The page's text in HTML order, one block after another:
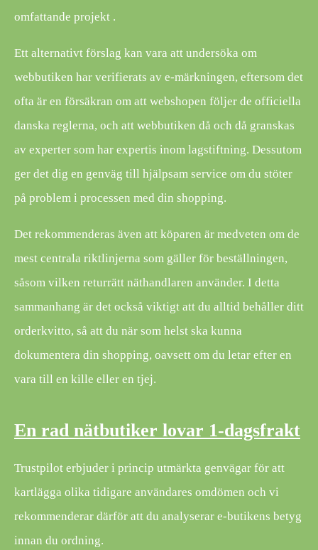
omfattande projekt .
Ett alternativt förslag kan vara att undersöka om
webbutiken har verifierats av e-märkningen, eftersom det
ofta är en försäkran om att webshopen följer de officiella
danska reglerna, och att webbutiken då och då granskas
av experter som har expertis inom lagstiftning. Dessutom
ger det dig en genväg till hjälpsam service om du stöter
på problem i processen med din shopping.
Det rekommenderas även att köparen är medveten om de
mest centrala riktlinjerna som gäller för beställningen,
såsom vilken returrätt näthandlaren använder. I detta
sammanhang är det också viktigt att du alltid behåller ditt
orderkvitto, så att du när som helst ska kunna
dokumentera din shopping, oavsett om du letar efter en
vara till en kille eller en tjej.
En rad nätbutiker lovar 1-dagsfrakt
Trustpilot erbjuder i princip utmärkta genvägar för att
kartlägga olika tidigare användares omdömen och vi
rekommenderar därför att du analyserar e-butikens betyg
innan du ordning.